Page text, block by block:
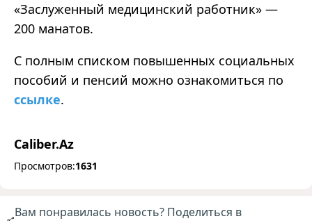
«Заслуженный медицинский работник» —
200 манатов.
С полным списком повышенных социальных
пособий и пенсий можно ознакомиться по
ссылке.
Caliber.Az
Просмотров:1631
Вам понравилась новость? Поделиться в